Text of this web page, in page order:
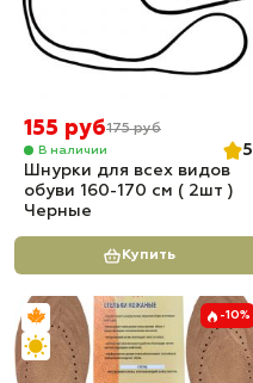
155 руб175 руб
В наличии
5
Шнурки для всех видов
обуви 160-170 см ( 2шт )
Черные
Купить
-10%